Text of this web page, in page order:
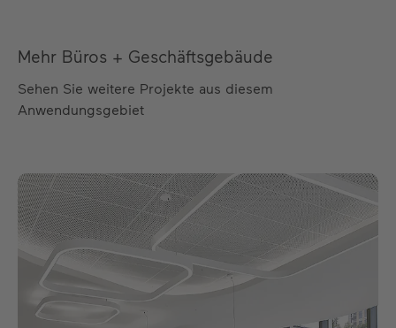
Mehr Büros + Geschäftsgebäude
Sehen Sie weitere Projekte aus diesem
Anwendungsgebiet